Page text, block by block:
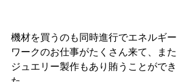
機材を買うのも同時進行でエネルギー
ワークのお仕事がたくさん来て、また
ジュエリー製作もあり賄うことができ